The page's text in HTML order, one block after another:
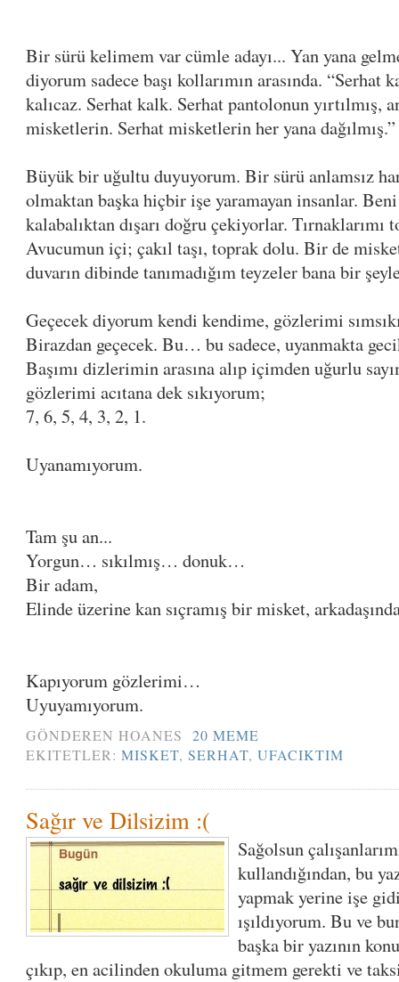
Bir sürü kelimem var cümle adayı... Yan yana
diyorum sadece başı kollarımın arasında. “Serhat
kalıcaz. Serhat kalk. Serhat pantolonun yırtılmış,
misketlerin. Serhat misketlerin her yana dağılmış.”
Büyük bir uğultu duyuyorum. Bir sürü anlamsız
olmaktan başka hiçbir işe yaramayan insanlar.
kalabalıktan dışarı doğru çekiyorlar. Tırnaklarımı
Avucumun içi; çakıl taşı, toprak dolu. Bir de
duvarın dibinde tanımadığım teyzeler bana bir
Geçecek diyorum kendi kendime, gözlerimi
Birazdan geçecek. Bu… bu sadece, uyanmakta
Başımı dizlerimin arasına alıp içimden uğurlu
gözlerimi acıtana dek sıkıyorum;
7, 6, 5, 4, 3, 2, 1.
Uyanamıyorum.
Tam şu an...
Yorgun… sıkılmış… donuk…
Bir adam,
Elinde üzerine kan sıçramış bir misket,
Kapıyorum gözlerimi…
Uyuyamıyorum.
GÖNDERENHOANES
20 MEME
EKITETLER:MISKET,SERHAT,UFACIKTIM
Sağır ve Dilsizim :(
Sağolsun
kullandığından, bu
yapmak yerine işe
ışıldıyorum. Bu ve
başka bir yazının
çıkıp, en acilinden okuluma gitmem gerekti ve